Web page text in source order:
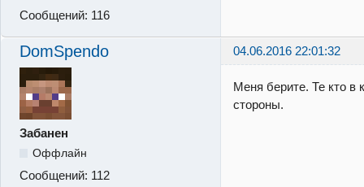
Сообщений: 116
DomSpendo 04.06.2016 22:01:32
Забанен
Оффлайн
Сообщений: 112
Меня берите. Те кто в
стороны.